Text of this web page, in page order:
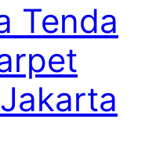
Tenda